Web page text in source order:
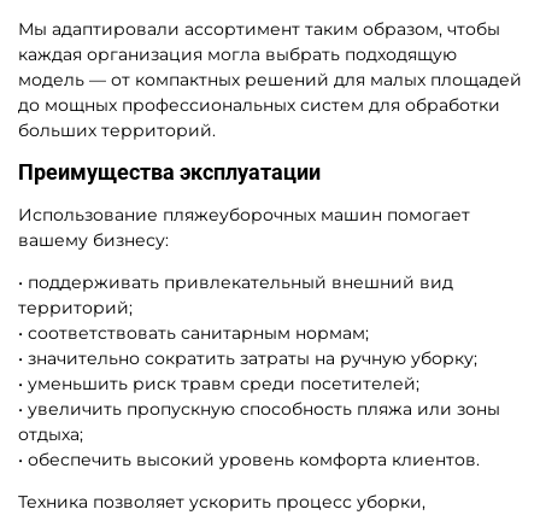
Мы адаптировали ассортимент таким образом, чтобы
каждая организация могла выбрать подходящую
модель — от компактных решений для малых площадей
до мощных профессиональных систем для обработки
больших территорий.
Преимущества эксплуатации
Использование пляжеуборочных машин помогает
вашему бизнесу:
• поддерживать привлекательный внешний вид
территорий;
• соответствовать санитарным нормам;
• значительно сократить затраты на ручную уборку;
• уменьшить риск травм среди посетителей;
• увеличить пропускную способность пляжа или зоны
отдыха;
• обеспечить высокий уровень комфорта клиентов.
Техника позволяет ускорить процесс уборки,